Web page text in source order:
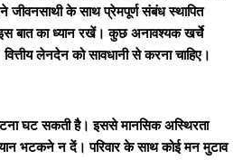
जीवनसाथी के साथ प्रेमपूर्ण संबंध स्थापित
बात का ध्यान रखें। कुछ अनावश्यक खर्चे
लेनदेन को सावधानी से करना चाहिए।
घट सकती है। इससे मानसिक अस्थिरता
भटकने न दें। परिवार के साथ कोई मन मुटाव